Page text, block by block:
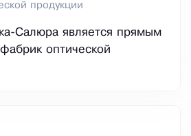
продукции
Салюра является прямым
оптической